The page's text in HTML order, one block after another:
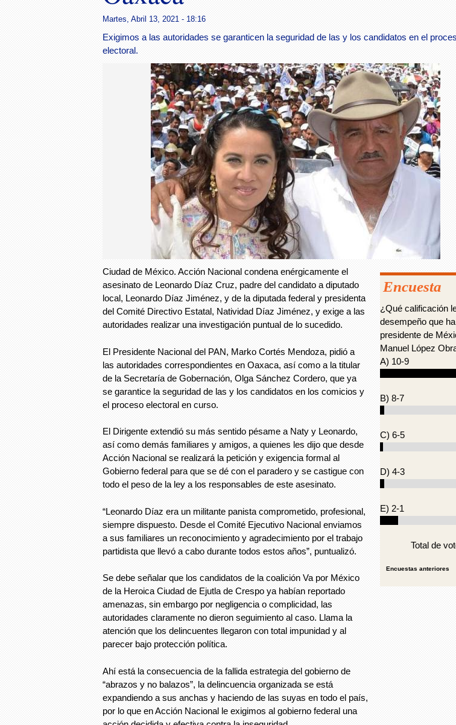
Martes, Abril 13, 2021 - 18:16
Exigimos a las autoridades se garanticen la seguridad de las y los candidatos en el
electoral.
Ciudad de México. Acción Nacional condena enérgicamente el
asesinato de Leonardo Díaz Cruz, padre del candidato a diputado
local, Leonardo Díaz Jiménez, y de la diputada federal y presidenta
del Comité Directivo Estatal, Natividad Díaz Jiménez, y exige a las
autoridades realizar una investigación puntual de lo sucedido.
El Presidente Nacional del PAN, Marko Cortés Mendoza, pidió a
las autoridades correspondientes en Oaxaca, así como a la titular
de la Secretaría de Gobernación, Olga Sánchez Cordero, que ya
se garantice la seguridad de las y los candidatos en los comicios y
el proceso electoral en curso.
El Dirigente extendió su más sentido pésame a Naty y Leonardo,
así como demás familiares y amigos, a quienes les dijo que desde
Acción Nacional se realizará la petición y exigencia formal al
Gobierno federal para que se dé con el paradero y se castigue con
todo el peso de la ley a los responsables de este asesinato.
“Leonardo Díaz era un militante panista comprometido, profesional,
siempre dispuesto. Desde el Comité Ejecutivo Nacional enviamos
a sus familiares un reconocimiento y agradecimiento por el trabajo
partidista que llevó a cabo durante todos estos años”, puntualizó.
Se debe señalar que los candidatos de la coalición Va por México
de la Heroica Ciudad de Ejutla de Crespo ya habían reportado
amenazas, sin embargo por negligencia o complicidad, las
autoridades claramente no dieron seguimiento al caso. Llama la
atención que los delincuentes llegaron con total impunidad y al
parecer bajo protección política.
Ahí está la consecuencia de la fallida estrategia del gobierno de
“abrazos y no balazos”, la delincuencia organizada se está
expandiendo a sus anchas y haciendo de las suyas en todo el país,
por lo que en Acción Nacional le exigimos al gobierno federal una
Encuesta
¿Qué calificación
desempeño que
presidente de
Manuel López
A) 10-9
B) 8-7
C) 6-5
D) 4-3
E) 2-1
Total de
Encuestas anteriores